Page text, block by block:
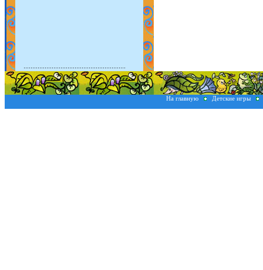
На главную Детские игры